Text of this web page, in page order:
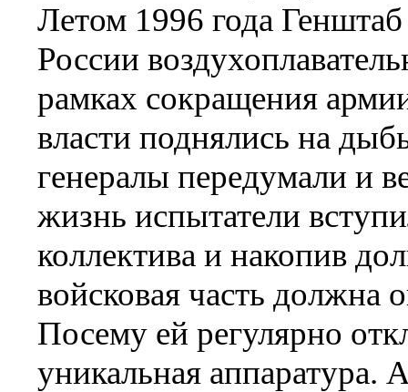
Летом 1996 года
России
рамках сокращения
власти поднялись на
генералы передумали и
жизнь испытатели
коллектива и накопив
войсковая часть должна
Посему ей регулярно
уникальная аппаратура.